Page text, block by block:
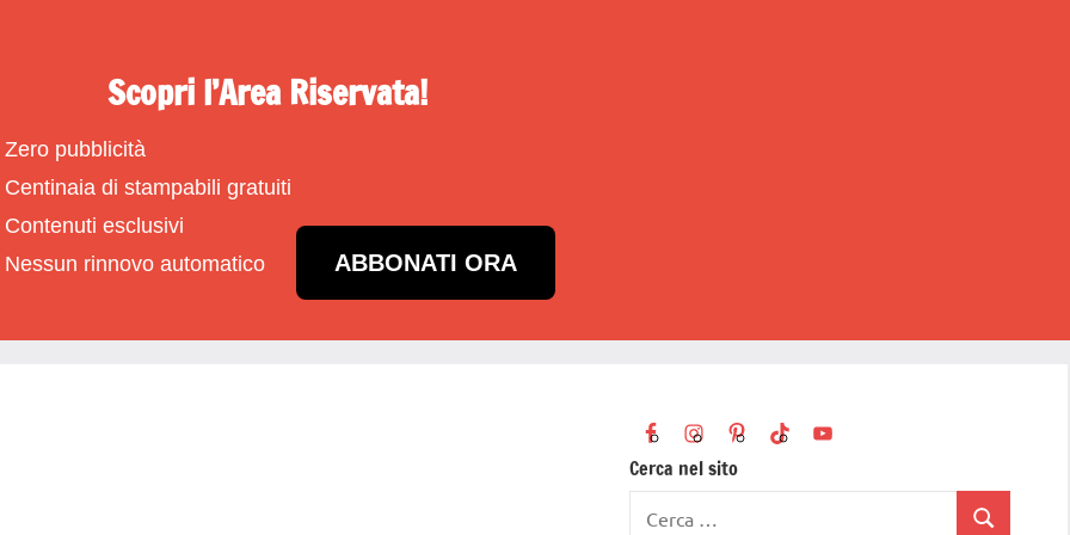
Scopri l’Area Riservata!
Zero pubblicità
Centinaia di stampabili gratuiti
Contenuti esclusivi
Nessun rinnovo automatico
ABBONATI ORA
Cerca nel sito